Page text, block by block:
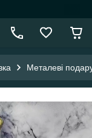
Металеві